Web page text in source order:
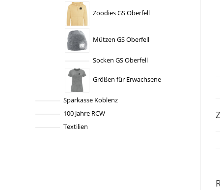
Zoodies GS Oberfell
Mützen GS Oberfell
Socken GS Oberfell
Größen für Erwachsene
Sparkasse Koblenz
100 Jahre RCW
Textilien